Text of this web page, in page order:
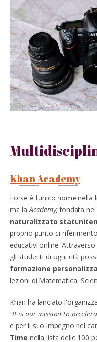
Khan Academy
Forse è l'unico nome nella
ma laAcademy, fondata nel
naturalizzato
proprio punto di
educativi online.
gli studenti di ogni età
formazione
lezioni di Matematica,
Khan ha lanciato
"It is our mission to
e per il suo impegno nel
Time nella lista delle 100